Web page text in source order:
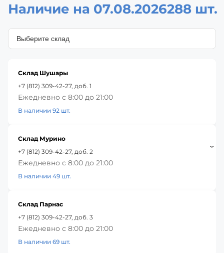
Наличие на 07.08.2026288 шт.
Склад Шушары
+7 (812) 309-42-27, доб. 1
Ежедневно с 8:00 до 21:00
В наличии 92 шт.
Склад Мурино
+7 (812) 309-42-27, доб. 2
Ежедневно с 8:00 до 21:00
В наличии 49 шт.
Склад Парнас
+7 (812) 309-42-27, доб. 3
Ежедневно с 8:00 до 21:00
В наличии 69 шт.